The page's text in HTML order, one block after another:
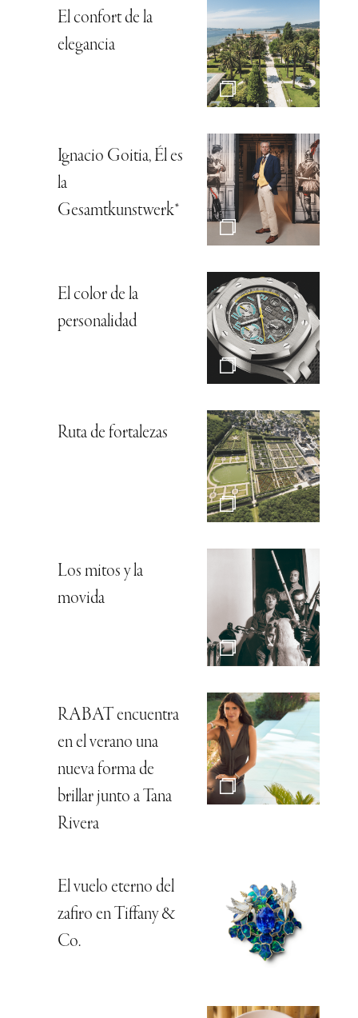
El confort de la
elegancia
Ignacio Goitia, Él es
la
Gesamtkunstwerk*
El color de la
personalidad
Ruta de fortalezas
Los mitos y la
movida
RABAT encuentra
en el verano una
nueva forma de
brillar junto a Tana
Rivera
El vuelo eterno del
zafiro en Tiffany &
Co.